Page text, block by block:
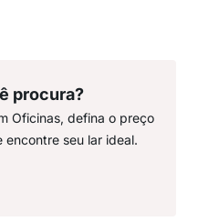
procura?
Oficinas, defina o preço
seu lar ideal.